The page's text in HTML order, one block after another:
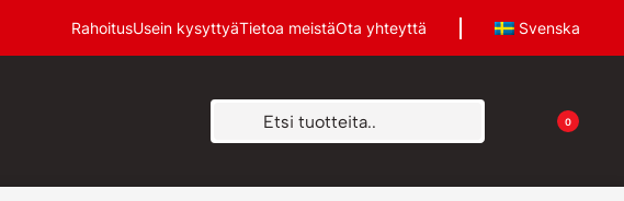
RahoitusUsein kysyttyäTietoa meistäOta yhteyttä Svenska
0